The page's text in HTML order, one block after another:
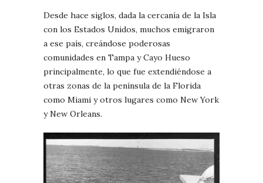
Desde hace siglos, dada la cercanía de la Isla
con los Estados Unidos, muchos emigraron
a ese país, creándose poderosas
comunidades en Tampa y Cayo Hueso
principalmente, lo que fue extendiéndose a
otras zonas de la península de la Florida
como Miami y otros lugares como New York
y New Orleans.